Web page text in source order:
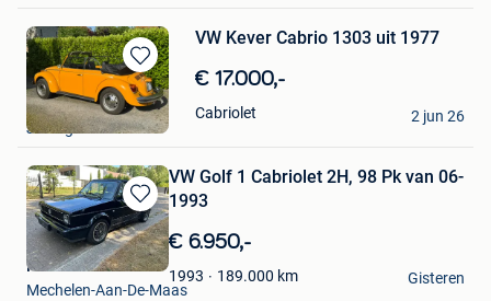
Bewaren
in
Mijn
Favorieten
VW Kever Cabrio 1303 uit 1977
€ 17.000,-
Cabriolet
alain b
Jodoigne
2 jun 26
Bewaren
in
Mijn
Favorieten
VW Golf 1 Cabriolet 2H, 98 Pk van 06-
1993
€ 6.950,-
1993 189.000 km
Frans
Mechelen-Aan-De-Maas
Gisteren